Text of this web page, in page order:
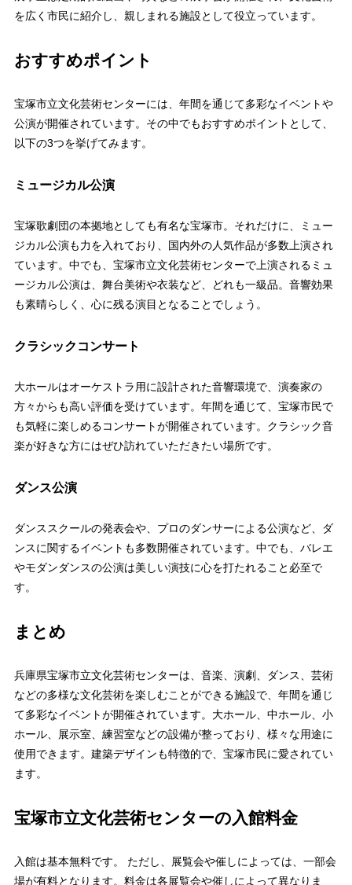
を広く市民に紹介し、親しまれる施設として役立っています。
おすすめポイント
宝塚市立文化芸術センターには、年間を通じて多彩なイベントや
公演が開催されています。その中でもおすすめポイントとして、
以下の3つを挙げてみます。
ミュージカル公演
宝塚歌劇団の本拠地としても有名な宝塚市。それだけに、ミュー
ジカル公演も力を入れており、国内外の人気作品が多数上演され
ています。中でも、宝塚市立文化芸術センターで上演されるミュ
ージカル公演は、舞台美術や衣装など、どれも一級品。音響効果
も素晴らしく、心に残る演目となることでしょう。
クラシックコンサート
大ホールはオーケストラ用に設計された音響環境で、演奏家の
方々からも高い評価を受けています。年間を通じて、宝塚市民で
も気軽に楽しめるコンサートが開催されています。クラシック音
楽が好きな方にはぜひ訪れていただきたい場所です。
ダンス公演
ダンススクールの発表会や、プロのダンサーによる公演など、ダ
ンスに関するイベントも多数開催されています。中でも、バレエ
やモダンダンスの公演は美しい演技に心を打たれること必至で
す。
まとめ
兵庫県宝塚市立文化芸術センターは、音楽、演劇、ダンス、芸術
などの多様な文化芸術を楽しむことができる施設で、年間を通じ
て多彩なイベントが開催されています。大ホール、中ホール、小
ホール、展示室、練習室などの設備が整っており、様々な用途に
使用できます。建築デザインも特徴的で、宝塚市民に愛されてい
ます。
宝塚市立文化芸術センターの入館料金
入館は基本無料です。 ただし、展覧会や催しによっては、一部会
場が有料となります。料金は各展覧会や催しによって異なりま